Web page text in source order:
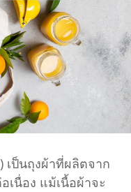
เป็นถุงผ้าที่ผลิตจาก
เนื่อง แม้เนื้อผ้าจะ